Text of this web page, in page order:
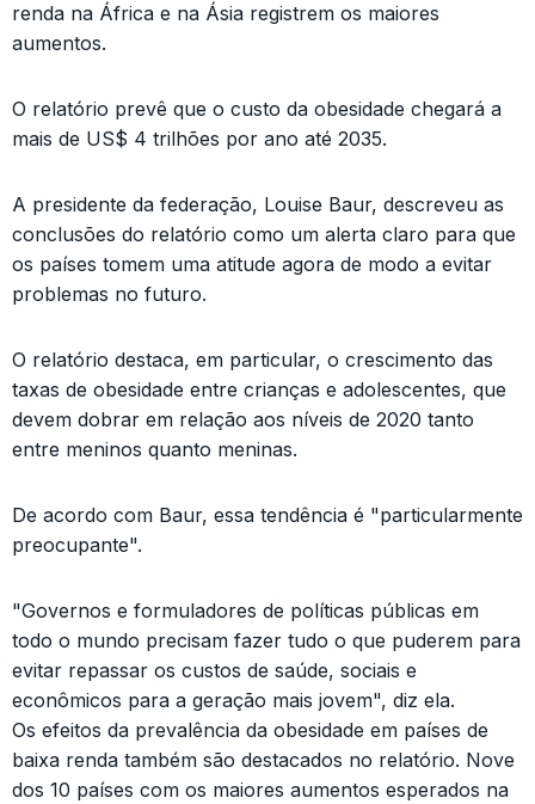
renda na África e na Ásia registrem os maiores
aumentos.
O relatório prevê que o custo da obesidade chegará a
mais de US$ 4 trilhões por ano até 2035.
A presidente da federação, Louise Baur, descreveu as
conclusões do relatório como um alerta claro para que
os países tomem uma atitude agora de modo a evitar
problemas no futuro.
O relatório destaca, em particular, o crescimento das
taxas de obesidade entre crianças e adolescentes, que
devem dobrar em relação aos níveis de 2020 tanto
entre meninos quanto meninas.
De acordo com Baur, essa tendência é "particularmente
preocupante".
"Governos e formuladores de políticas públicas em
todo o mundo precisam fazer tudo o que puderem para
evitar repassar os custos de saúde, sociais e
econômicos para a geração mais jovem", diz ela.
Os efeitos da prevalência da obesidade em países de
baixa renda também são destacados no relatório. Nove
dos 10 países com os maiores aumentos esperados na